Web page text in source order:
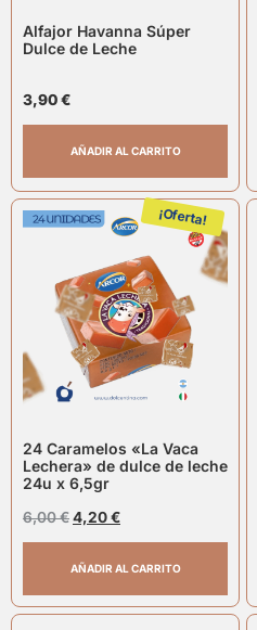
Alfajor Havanna Súper
Dulce de Leche
3,90€
AÑADIR AL CARRITO
¡Oferta!
24 Caramelos «La Vaca
Lechera» de dulce de leche
24u x 6,5gr
6,00€4,20€
AÑADIR AL CARRITO